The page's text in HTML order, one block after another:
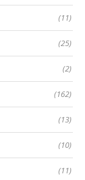
(11)
(25)
(2)
(162)
(13)
(10)
(11)